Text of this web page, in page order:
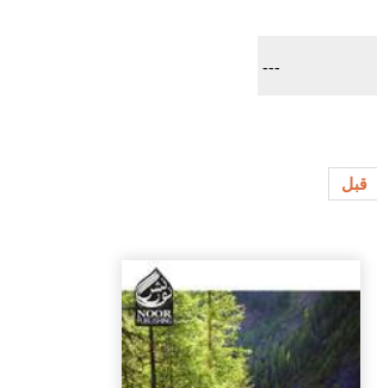
قبل